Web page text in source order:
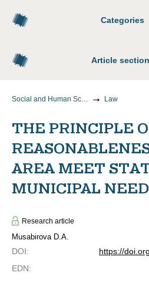
Categories
Article
Social and Human Sciences Law
THE PRINCIPLE
AREA MEET
MUNICIPAL
Research article
Musabirova D.A.
DOI:
https://
EDN: